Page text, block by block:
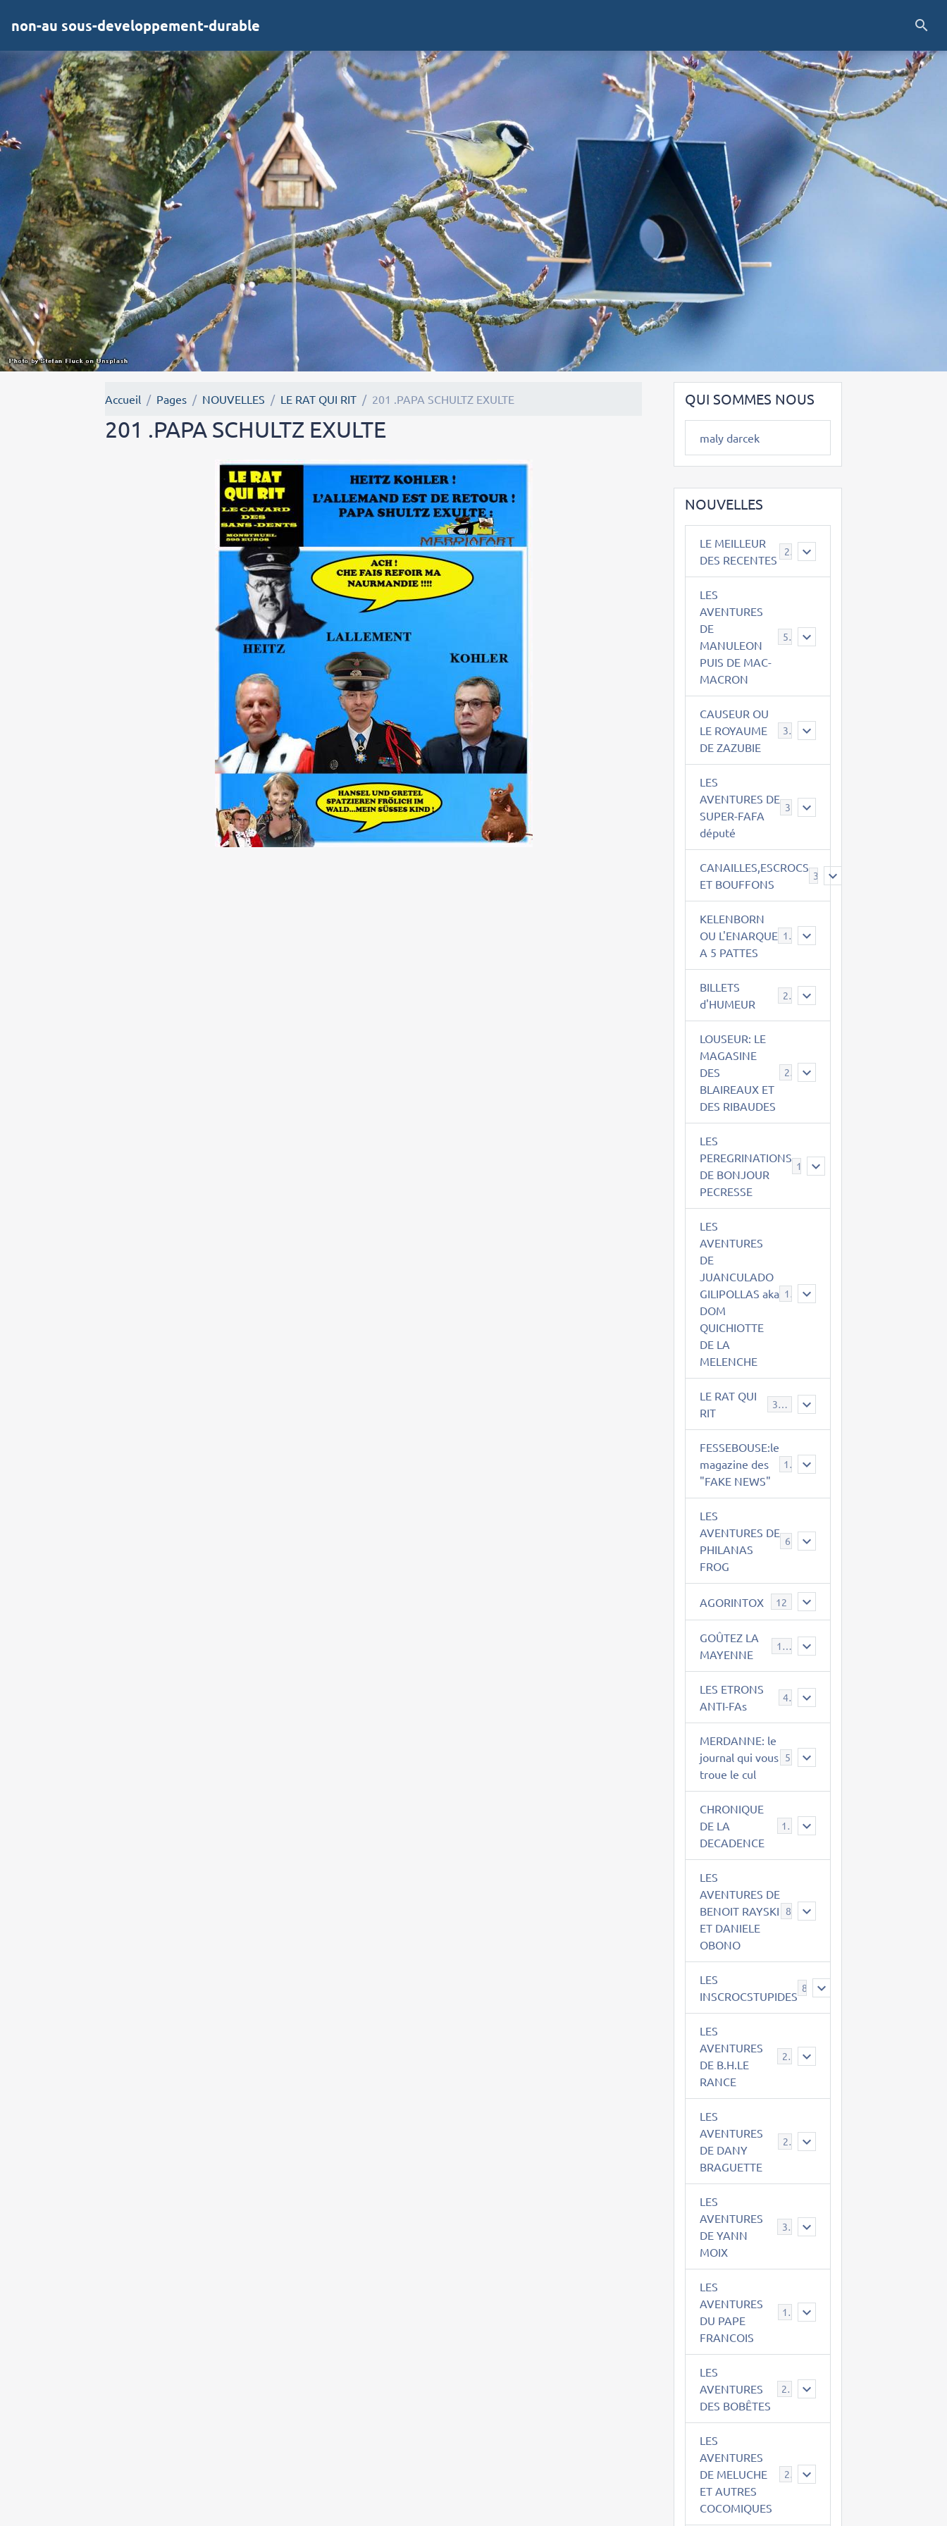
non-au sous-developpement-durable
Accueil Pages NOUVELLES LE RAT QUI RIT 201 .PAPA SCHULTZ EXULTE
201 .PAPA SCHULTZ EXULTE
QUI SOMMES NOUS
maly darcek
NOUVELLES
LE MEILLEUR
DES RECENTES
2
LES
AVENTURES
DE
MANULEON
PUIS DE MAC-
MACRON
543
CAUSEUR OU
LE ROYAUME
DE ZAZUBIE
38
LES
AVENTURES DE
SUPER-FAFA
député
CANAILLES,ESCROCS
ET BOUFFONS
385
KELENBORN
OU L'ENARQUE
A 5 PATTES
14
BILLETS
d'HUMEUR
2
LOUSEUR: LE
MAGASINE
DES
BLAIREAUX ET
DES RIBAUDES
21
LES
PEREGRINATIONS
DE BONJOUR
PECRESSE
14
LES
AVENTURES
DE
JUANCULADO
GILIPOLLAS aka
DOM
QUICHIOTTE
DE LA
MELENCHE
119
LE RAT QUI
RIT
395
FESSEBOUSE:le
magazine des
"FAKE NEWS"
19
LES
AVENTURES DE
PHILANAS
FROG
AGORINTOX 12
GOÛTEZ LA
MAYENNE
189
LES ETRONS
ANTI-FAs
4
MERDANNE: le
journal qui vous
troue le cul
CHRONIQUE
DE LA
DECADENCE
12
LES
AVENTURES DE
BENOIT RAYSKI
ET DANIELE
OBONO
LES
INSCROCSTUPIDES
8
LES
AVENTURES
DE B.H.LE
RANCE
21
LES
AVENTURES
DE DANY
BRAGUETTE
29
LES
AVENTURES
DE YANN
MOIX
39
LES
AVENTURES
DU PAPE
FRANCOIS
15
LES
AVENTURES
DES BOBÊTES
23
LES
AVENTURES
DE MELUCHE
ET AUTRES
COCOMIQUES
22